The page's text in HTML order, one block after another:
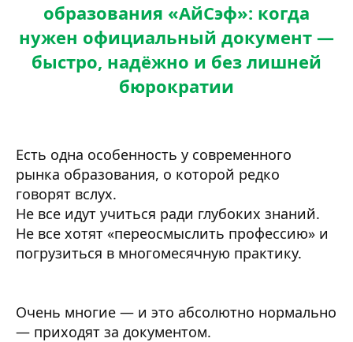
образования «АйСэф»: когда
нужен официальный документ —
быстро, надёжно и без лишней
бюрократии
Есть одна особенность у современного
рынка образования, о которой редко
говорят вслух.
Не все идут учиться ради глубоких знаний.
Не все хотят «переосмыслить профессию» и
погрузиться в многомесячную практику.
Очень многие — и это абсолютно нормально
— приходят за документом.